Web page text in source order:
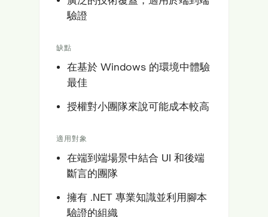
驗證
缺點
在基於 Windows 的環境中體驗
最佳
授權對小團隊來說可能成本較高
適用對象
在端到端場景中結合 UI 和後端
斷言的團隊
擁有 .NET 專業知識並利用腳本
驗證的組織